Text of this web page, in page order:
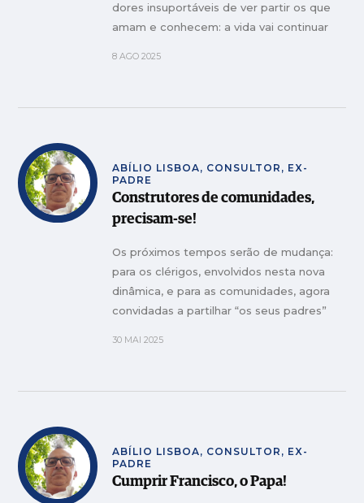
dores insuportáveis de ver partir os que
amam e conhecem: a vida vai continuar
8 AGO 2025
ABÍLIO LISBOA, CONSULTOR, EX-
PADRE
Construtores de comunidades,
precisam-se!
Os próximos tempos serão de mudança:
para os clérigos, envolvidos nesta nova
dinâmica, e para as comunidades, agora
convidadas a partilhar “os seus padres”
30 MAI 2025
ABÍLIO LISBOA, CONSULTOR, EX-
PADRE
Cumprir Francisco, o Papa!